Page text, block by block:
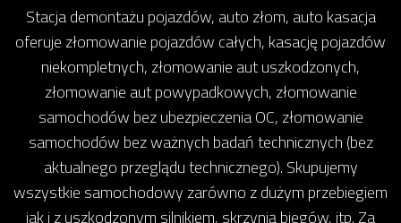
Stacja demontażu pojazdów, auto złom, auto kasacja
oferuje złomowanie pojazdów całych, kasację pojazdów
niekompletnych, złomowanie aut uszkodzonych,
złomowanie aut powypadkowych, złomowanie
samochodów bez ubezpieczenia OC, złomowanie
samochodów bez ważnych badań technicznych (bez
aktualnego przeglądu technicznego). Skupujemy
wszystkie samochodowy zarówno z dużym przebiegiem